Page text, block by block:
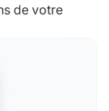
de votre